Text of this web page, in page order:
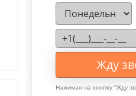
66 400 ₽ В
Сравнить
Жду
Нажимая на кнопку "Жду